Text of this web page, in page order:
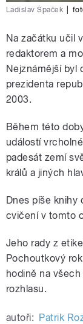
Ladislav Špaček
Na začátku učil
redaktorem a
Nejznámější byl
prezidenta
2003.
Během této
událostí
padesát zemí
králů a jiných
Dnes píše knihy
cvičení v tomto
Jeho rady z
Pochoutkový
hodině na
rozhlasu.
autoři: Patrik